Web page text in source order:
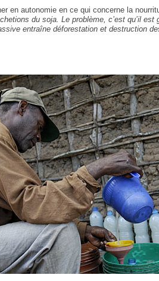
en autonomie en ce qui concerne la
du soja. Le problème, c’est qu’il
entraîne déforestation et destruction